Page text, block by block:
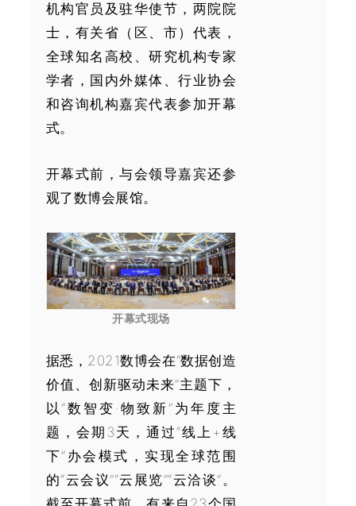
机构官员及驻华使节，两院院
士，有关省（区、市）代表，
全球知名高校、研究机构专家
学者，国内外媒体、行业协会
和咨询机构嘉宾代表参加开幕
式。
开幕式前，与会领导嘉宾还参
观了数博会展馆。
开幕式现场
据悉，2021数博会在“数据创造
价值、创新驱动未来”主题下，
以“数智变·物致新”为年度主
题，会期3天，通过“线上+线
下”办会模式，实现全球范围
的“云会议”“云展览”“云洽谈”。